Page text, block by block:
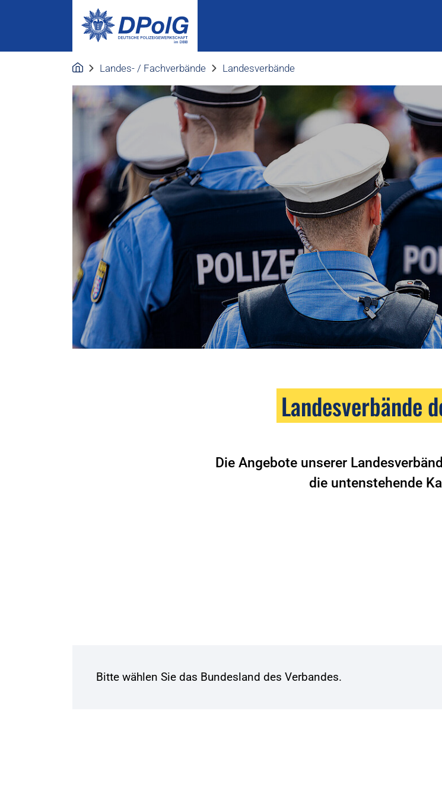
Landes- / Fachverbände Landesverbände
Landesverbände
Die Angebote unserer
die untenstehende
Bitte wählen Sie das Bundesland des Verbandes.